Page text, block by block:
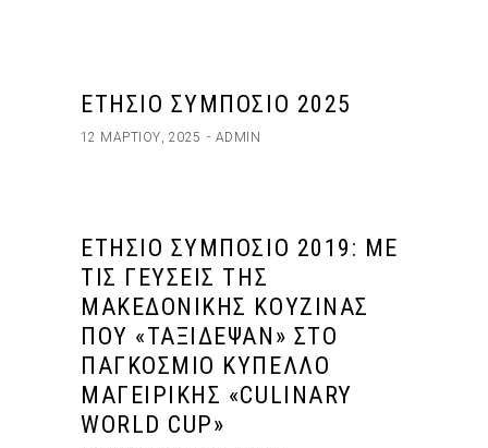
ΕΤΉΣΙΟ ΣΥΜΠΌΣΙΟ 2025
12 ΜΑΡΤΊΟΥ, 2025 ADMIN
ΕΤΉΣΙΟ ΣΥΜΠΌΣΙΟ 2019: ΜΕ
ΤΙΣ ΓΕΎΣΕΙΣ ΤΗΣ
ΜΑΚΕΔΟΝΙΚΉΣ ΚΟΥΖΊΝΑΣ
ΠΟΥ «ΤΑΞΊΔΕΨΑΝ» ΣΤΟ
ΠΑΓΚΌΣΜΙΟ ΚΎΠΕΛΛΟ
ΜΑΓΕΙΡΙΚΉΣ «CULINARY
WORLD CUP»